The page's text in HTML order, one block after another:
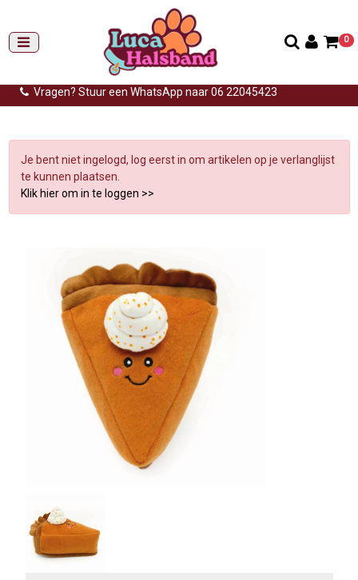
Gemiddelde levertijd: 3 tot 14 werkdagen
Gratis verzending (NL) vanaf €99,-
Vragen? Stuur een WhatsApp naar 06 22045423
0
Je bent niet ingelogd, log eerst in om artikelen op je verlanglijst
te kunnen plaatsen.
Klik hier om in te loggen >>